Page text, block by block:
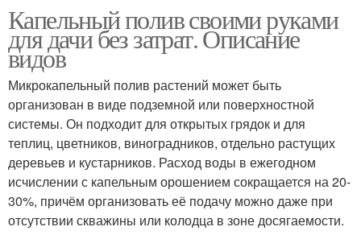
Капельный полив своими руками
для дачи без затрат. Описание
видов
Микрокапельный полив растений может быть
организован в виде подземной или поверхностной
системы. Он подходит для открытых грядок и для
теплиц, цветников, виноградников, отдельно растущих
деревьев и кустарников. Расход воды в ежегодном
исчислении с капельным орошением сокращается на 20-
30%, причём организовать её подачу можно даже при
отсутствии скважины или колодца в зоне досягаемости.